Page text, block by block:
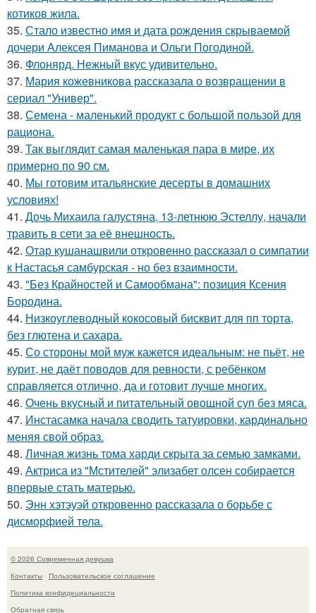
котиков жила.
35. Стало известно имя и дата рождения скрываемой
дочери Алексея Пиманова и Ольги Погодиной.
36. Флонярд. Нежный вкус удивительно.
37. Мария кожевникова рассказала о возвращении в
сериал "Универ".
38. Семена - маленький продукт с большой пользой для
рациона.
39. Так выглядит самая маленькая пара в мире, их
примерно по 90 см.
40. Мы готовим итальянские десерты в домашних
условиях!
41. Дочь Михаила галустяна, 13-летнюю Эстеллу, начали
травить в сети за её внешность.
42. Отар кушанашвили откровенно рассказал о симпатии
к Настасья самбурская - но без взаимности.
43. "Без Крайностей и Самообмана": позиция Ксения
Бородина.
44. Низкоуглеводный кокосовый бисквит для пп торта,
без глютена и сахара.
45. Со стороны мой муж кажется идеальным: не пьёт, не
курит, не даёт поводов для ревности, с ребёнком
справляется отлично, да и готовит лучше многих.
46. Очень вкусный и питательный овощной суп без мяса.
47. Инстасамка начала сводить татуировки, кардинально
меняя свой образ.
48. Личная жизнь тома харди скрыта за семью замками.
49. Актриса из "Мстителей" элизабет олсен собирается
впервые стать матерью.
50. Энн хэтэуэй откровенно рассказала о борьбе с
дисморфией тела.
© 2026 Современная девушка
Контакты
Пользовательское соглашение
Политика конфидециальности
Обратная связь